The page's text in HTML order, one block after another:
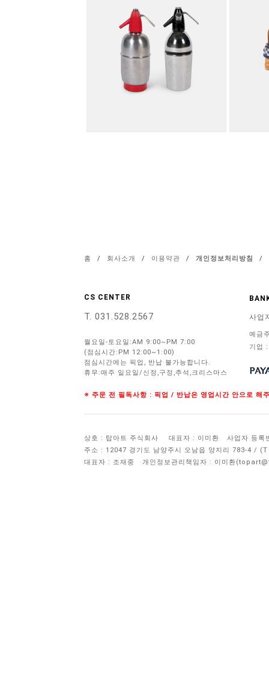
홈 / 회사소개 / 이용약관 / 개인정보처리방침 /
CS CENTER
T. 031.528.2567
월요일-토요일:AM 9:00~PM 7:00
(점심시간:PM 12:00~1:00)
점심시간에는 픽업, 반납 불가능합니다.
휴무:매주 일요일/신정,구정,추석,크리스마스
사업
예금
기업
※ 주문 전 필독사항 : 픽업 / 반납은 영업시간 안으로 해
상호 : 탑아트 주식회사 대표자 : 이미환
사업자 등록
주소 : 12047 경기도 남양주시 오남읍 양지리 783-4 /
대표자 : 조재중
개인정보관리책임자 : 이미환